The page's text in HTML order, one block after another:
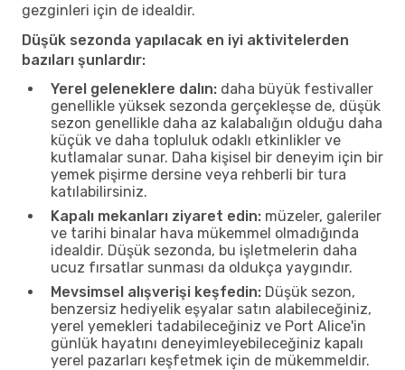
gezginleri için de idealdir.
Düşük sezonda yapılacak en iyi aktivitelerden
bazıları şunlardır:
Yerel geleneklere dalın: daha büyük festivaller
genellikle yüksek sezonda gerçekleşse de, düşük
sezon genellikle daha az kalabalığın olduğu daha
küçük ve daha topluluk odaklı etkinlikler ve
kutlamalar sunar. Daha kişisel bir deneyim için bir
yemek pişirme dersine veya rehberli bir tura
katılabilirsiniz.
Kapalı mekanları ziyaret edin: müzeler, galeriler
ve tarihi binalar hava mükemmel olmadığında
idealdir. Düşük sezonda, bu işletmelerin daha
ucuz fırsatlar sunması da oldukça yaygındır.
Mevsimsel alışverişi keşfedin: Düşük sezon,
benzersiz hediyelik eşyalar satın alabileceğiniz,
yerel yemekleri tadabileceğiniz ve Port Alice'in
günlük hayatını deneyimleyebileceğiniz kapalı
yerel pazarları keşfetmek için de mükemmeldir.